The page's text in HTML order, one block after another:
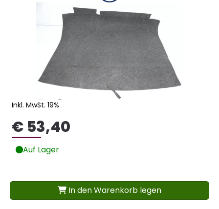
Inkl. MwSt. 19%
€ 53,40
Auf Lager
In den Warenkorb legen